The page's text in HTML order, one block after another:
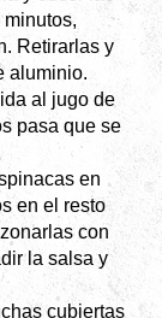
Retirarlas y
aluminio.
al jugo de
pasa que se
en
en el resto
con
la salsa y
cubiertas